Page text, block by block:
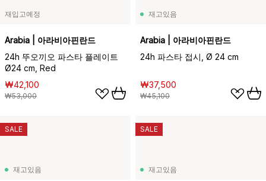
재입고예정
Arabia | 아라비아핀란드
24h 뚜오끼오 파스타 플레이트
Ø24 cm, Red
₩42,100
₩53,000
재고있음
Arabia | 아라비아핀란드
24h 파스타 접시, Ø 24 cm
₩37,500
₩45,100
재고있음
SALE
재고있음
SALE